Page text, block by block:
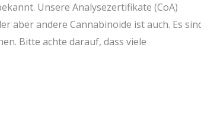
Unsere Analysezertifikate (CoA)
aber andere Cannabinoide ist auch. Es
Bitte achte darauf, dass viele